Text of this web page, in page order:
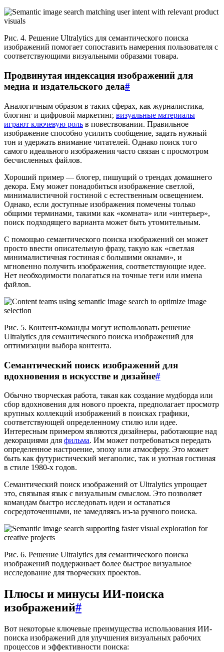
Рис. 4. Решение Ultralytics для семантического поиска
изображений помогает сопоставить намерения пользователя с
соответствующими визуальными образами товара.
Продвинутая индексация изображений для
медиа и издательского дела#
Аналогичным образом в таких сферах, как журналистика,
блогинг и цифровой маркетинг, визуальные материалы
играют ключевую роль в повествовании. Правильное
изображение способно усилить сообщение, задать нужный
тон и удержать внимание читателей. Однако поиск того
самого идеального изображения часто связан с просмотром
бесчисленных файлов.
Хороший пример — блогер, пишущий о трендах домашнего
декора. Ему может понадобиться изображение светлой,
минималистичной гостиной с естественным освещением.
Однако, если доступные изображения помечены только
общими терминами, такими как «комната» или «интерьер»,
поиск подходящего варианта может быть утомительным.
С помощью семантического поиска изображений он может
просто ввести описательную фразу, такую как «светлая
минималистичная гостиная с большими окнами», и
мгновенно получить изображения, соответствующие идее.
Нет необходимости полагаться на точные теги или имена
файлов.
Рис. 5. Контент-команды могут использовать решение
Ultralytics для семантического поиска изображений для
оптимизации выбора контента.
Семантический поиск изображений для
вдохновения в искусстве и дизайне#
Обычно творческая работа, такая как создание мудборда или
сбор вдохновения для нового проекта, предполагает просмотр
крупных коллекций изображений в поисках графики,
соответствующей определенному стилю или идее.
Интересным примером являются дизайнеры, работающие над
декорациями для фильма. Им может потребоваться передать
определенное настроение, эпоху или атмосферу. Это может
быть как футуристический мегаполис, так и уютная гостиная
в стиле 1980-х годов.
Семантический поиск изображений от Ultralytics упрощает
это, связывая язык с визуальным смыслом. Это позволяет
командам быстро исследовать идеи и оставаться
сосредоточенными, не замедляясь из-за ручного поиска.
Рис. 6. Решение Ultralytics для семантического поиска
изображений поддерживает более быстрое визуальное
исследование для творческих проектов.
Плюсы и минусы ИИ-поиска
изображений#
Вот некоторые ключевые преимущества использования ИИ-
поиска изображений для улучшения визуальных рабочих
процессов и эффективности поиска: